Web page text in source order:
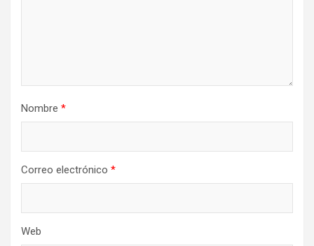
Nombre *
Correo electrónico *
Web